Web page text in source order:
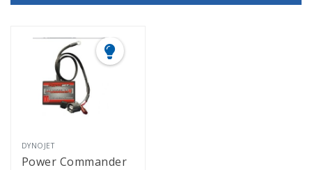
DYNOJET
Power Commander